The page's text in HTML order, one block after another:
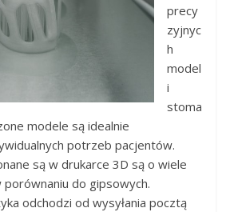
precy
zyjnyc
h
model
i
stoma
modele są idealnie
potrzeb pacjentów.
są w drukarce 3D są o wiele
porównaniu do gipsowych.
odchodzi od wysyłania pocztą